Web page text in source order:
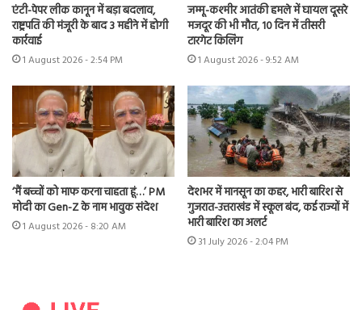
एंटी-पेपर लीक कानून में बड़ा बदलाव,
राष्ट्रपति की मंजूरी के बाद 3 महीने में होगी
कार्रवाई
1 August 2026 - 2:54 PM
जम्मू-कश्मीर आतंकी हमले में घायल दूसरे
मजदूर की भी मौत, 10 दिन में तीसरी
टारगेट किलिंग
1 August 2026 - 9:52 AM
‘मैं बच्चों को माफ करना चाहता हूं…’ PM
मोदी का Gen-Z के नाम भावुक संदेश
1 August 2026 - 8:20 AM
देशभर में मानसून का कहर, भारी बारिश से
गुजरात-उत्तराखंड में स्कूल बंद, कई राज्यों में
भारी बारिश का अलर्ट
31 July 2026 - 2:04 PM